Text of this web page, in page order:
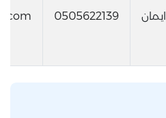
ايمان 0505622139